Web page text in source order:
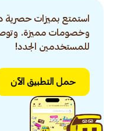
استمتع بميزات
وخصومات مميزة.
للمستخدمين الجدد!
حمل التطبيق الآن